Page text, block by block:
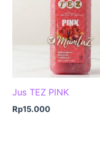
Jus TEZ PINK
Rp15.000